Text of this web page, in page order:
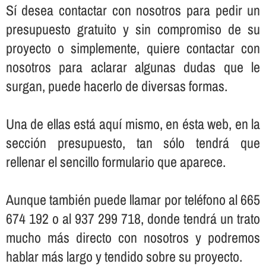
Sí­ desea contactar con nosotros para pedir un
presupuesto gratuito y sin compromiso de su
proyecto o simplemente, quiere contactar con
nosotros para aclarar algunas dudas que le
surgan, puede hacerlo de diversas formas.
Una de ellas está aquí­ mismo, en ésta web, en la
sección presupuesto, tan sólo tendrá que
rellenar el sencillo formulario que aparece.
Aunque también puede llamar por teléfono al 665
674 192 o al 937 299 718, donde tendrá un trato
mucho más directo con nosotros y podremos
hablar más largo y tendido sobre su proyecto.